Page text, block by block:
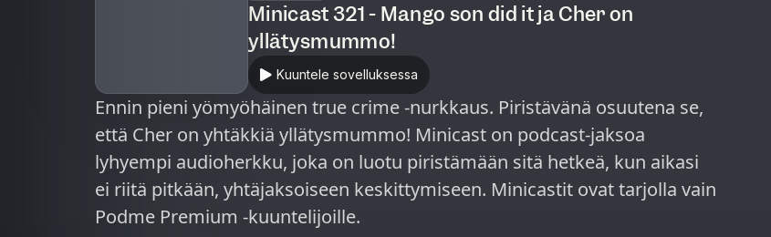
Minicast 321 - Mango son did it ja Cher on
yllätysmummo!
Kuuntele sovelluksessa
Ennin pieni yömyöhäinen true crime -nurkkaus. Piristävänä osuutena se,
että Cher on yhtäkkiä yllätysmummo! Minicast on podcast-jaksoa
lyhyempi audioherkku, joka on luotu piristämään sitä hetkeä, kun aikasi
ei riitä pitkään, yhtäjaksoiseen keskittymiseen. Minicastit ovat tarjolla vain
Podme Premium -kuuntelijoille.